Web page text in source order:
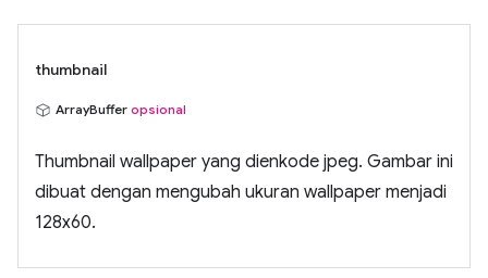
thumbnail
ArrayBuffer opsional
Thumbnail wallpaper yang dienkode jpeg. Gambar ini
dibuat dengan mengubah ukuran wallpaper menjadi
128x60.